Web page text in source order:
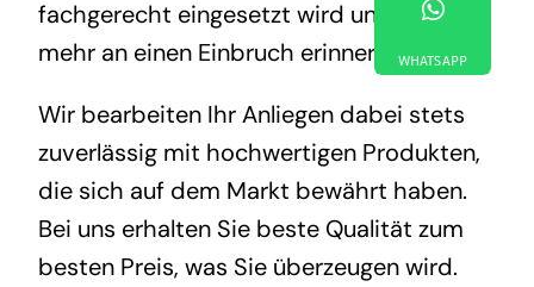
fachgerecht eingesetzt wird und nichts
mehr an einen Einbruch erinnert.
Wir bearbeiten Ihr Anliegen dabei stets
zuverlässig mit hochwertigen Produkten,
die sich auf dem Markt bewährt haben.
Bei uns erhalten Sie beste Qualität zum
besten Preis, was Sie überzeugen wird.
WHATSAPP